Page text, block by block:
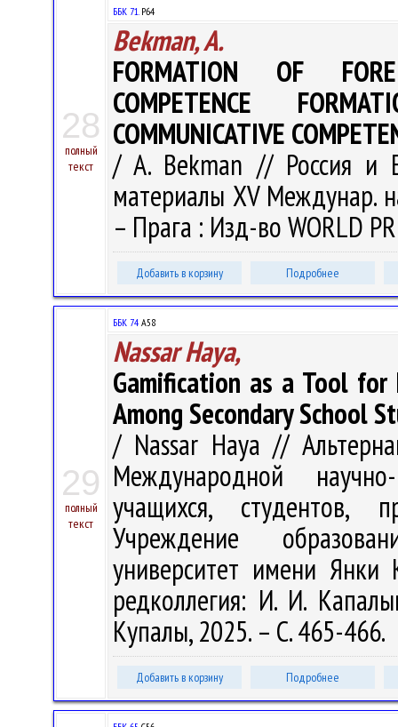
28
полный
текст
ББК 71.Р64
Bekman, A.
FORMATION OF
COMPETENCE
COMMUNICATIVE
/ A. Bekman // Россия и
материалы XV Междунар.
– Прага : Изд-во WORLD
Добавить в корзину Подробнее
29
полный
текст
ББК 74 А58
Nassar Haya,
Gamification as a Tool for
Among Secondary School
/ Nassar Haya //
Международной научно-
учащихся, студентов,
Учреждение
университет имени
редколлегия: И. И.
Купалы, 2025. – С. 465-466.
Добавить в корзину Подробнее